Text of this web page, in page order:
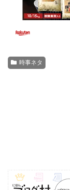
時事ネタ